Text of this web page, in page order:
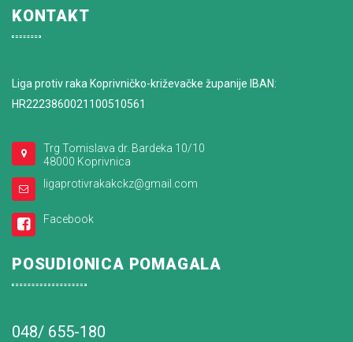
KONTAKT
Liga protiv raka Koprivničko-križevačke županije IBAN:
HR2223860021100510561
Trg Tomislava dr. Bardeka 10/10
48000 Koprivnica
ligaprotivrakakckz@gmail.com
Facebook
POSUDIONICA POMAGALA
048/ 655-180